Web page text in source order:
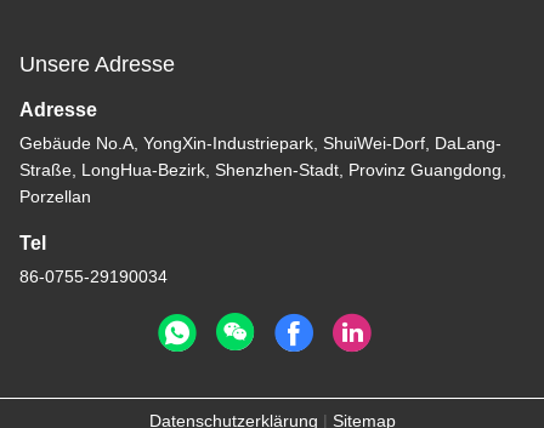
Unsere Adresse
Adresse
Gebäude No.A, YongXin-Industriepark, ShuiWei-Dorf, DaLang-
Straße, LongHua-Bezirk, Shenzhen-Stadt, Provinz Guangdong,
Porzellan
Tel
86-0755-29190034
Datenschutzerklärung | Sitemap